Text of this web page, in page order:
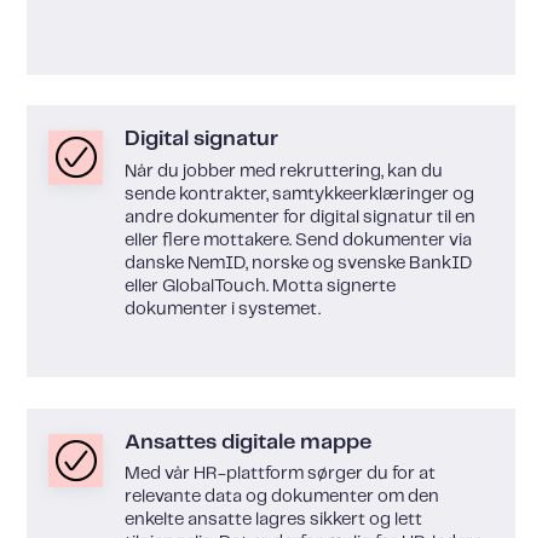
Digital signatur
Når du jobber med rekruttering, kan du
sende kontrakter, samtykkeerklæringer og
andre dokumenter for digital signatur til en
eller flere mottakere. Send dokumenter via
danske NemID, norske og svenske BankID
eller GlobalTouch. Motta signerte
dokumenter i systemet.
Ansattes digitale mappe
Med vår HR-plattform sørger du for at
relevante data og dokumenter om den
enkelte ansatte lagres sikkert og lett